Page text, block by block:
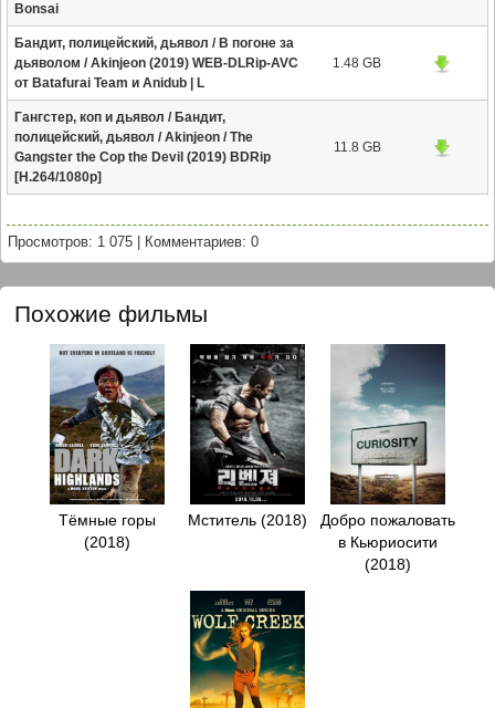
Bonsai
Бандит, полицейский, дьявол / В погоне за
дьяволом / Akinjeon (2019) WEB-DLRip-AVC
от Batafurai Team и Anidub | L
1.48 GB
Гангстер, коп и дьявол / Бандит,
полицейский, дьявол / Akinjeon / The
Gangster the Cop the Devil (2019) BDRip
[H.264/1080p]
11.8 GB
Просмотров: 1 075 Комментариев: 0
Похожие фильмы
Тёмные горы
(2018)
Мститель (2018)
Добро пожаловать
в Кьюриосити
(2018)